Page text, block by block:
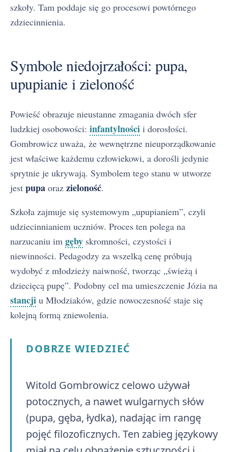
szkoły. Tam poddaje się go procesowi powtórnego
zdziecinnienia.
Symbole niedojrzałości: pupa,
upupianie i zieloność
Powieść obrazuje nieustanne zmagania dwóch sfer
ludzkiej osobowości: infantylności i dorosłości.
Gombrowicz uważa, że wewnętrzne nieuporządkowanie
jest właściwe każdemu człowiekowi, a dorośli jedynie
sprytnie je ukrywają. Symbolem tego stanu w utworze
jest pupa oraz zieloność.
Szkoła zajmuje się systemowym „upupianiem”, czyli
udziecinnianiem uczniów. Proces ten polega na
narzucaniu im gęby skromności, czystości i
niewinności. Pedagodzy za wszelką cenę próbują
wydobyć z młodzieży naiwność, tworząc „świeżą i
dziecięcą pupę”. Podobny cel ma umieszczenie Józia na
stancji u Młodziaków, gdzie nowoczesność staje się
kolejną formą zniewolenia.
DOBRZE WIEDZIEĆ
Witold Gombrowicz celowo używał
potocznych, a nawet wulgarnych słów
(pupa, gęba, łydka), nadając im rangę
pojęć filozoficznych. Ten zabieg językowy